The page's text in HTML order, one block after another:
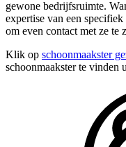
gewone bedrijfsruimte.
expertise van een
om even contact met ze te
Klik op schoonmaakster
schoonmaakster te vinden